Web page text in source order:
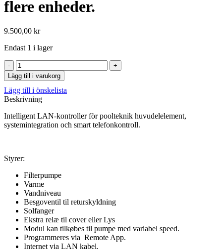
flere enheder.
9.500,00 kr
Endast 1 i lager
ASIN
Pool
Aseko
Pool
Management.
Intelligent
LAN
enheder.
mängd
Lägg till i varukorg
Lägg till i önskelista
Beskrivning
Intelligent LAN-kontroller för poolteknik huvudelelement,
systemintegration och smart telefonkontroll.
Styrer:
Filterpumpe
Varme
Vandniveau
Besgoventil til returskyldning
Solfanger
Ekstra relæ til cover eller Lys
Modul kan tilkøbes til pumpe med variabel speed.
Programmeres via Remote App.
Internet via LAN kabel.